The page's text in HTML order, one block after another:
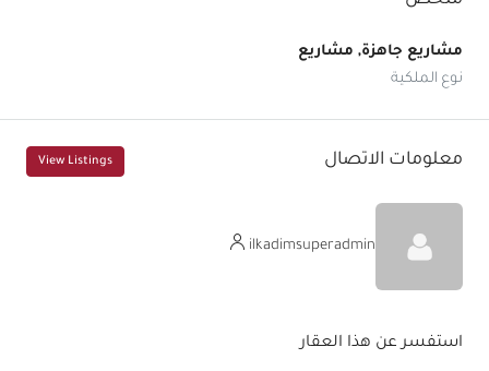
مشاريع جاهزة, مشاريع
نوع الملكية
معلومات الاتصال View Listings
ilkadimsuperadmin
استفسر عن هذا العقار